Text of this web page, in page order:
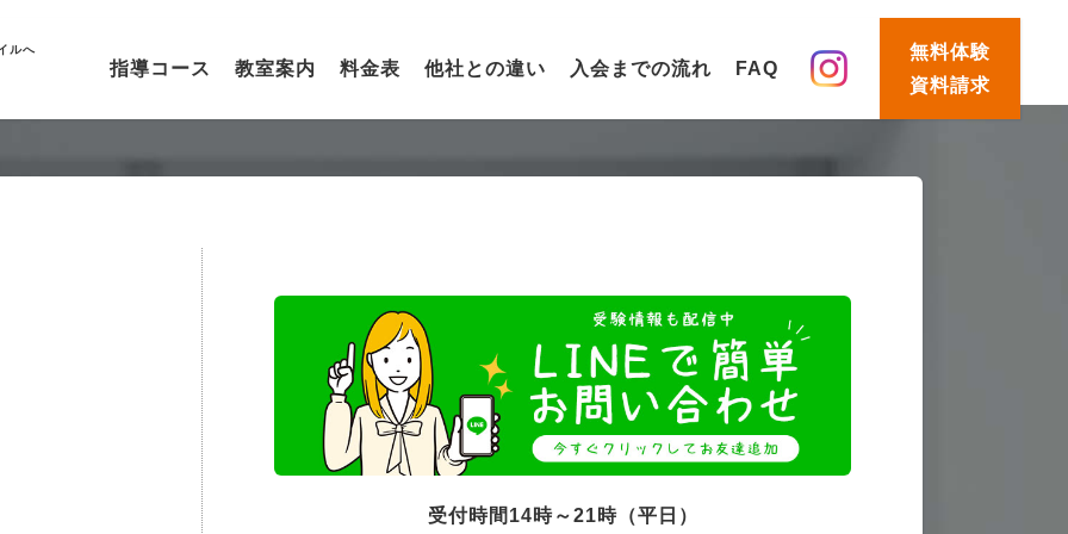
ルへ
指導コース 教室案内 料金表 他社との違い 入会までの流れ FAQ
無料体験
資料請求
受付時間14時～21時（平日）